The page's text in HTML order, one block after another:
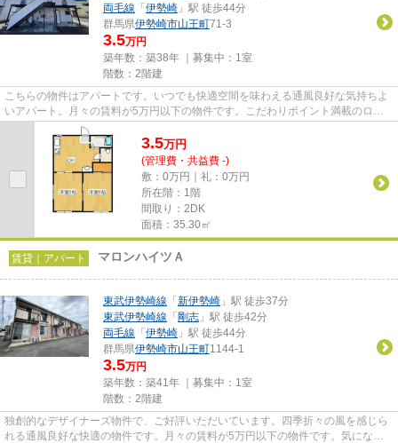
両毛線 「 伊勢崎 」駅 徒歩44分
群馬県伊勢崎市山王町71-3
3.5万円
築年数：築38年 ｜募集中： 1室
階数：2階建
こちらの物件はアパートです。いつでも快適空間を味わえる通風良好な気持ちよ
いアパート。月々の賃料が5万円以下の物件です。こだわりポイント満載のロー
ズマリーシャトレーB。できる...
3.5万円
(管理費・共益費 -)
敷：0万円｜礼：0万円
所在階：1階
間取り：2DK
面積：35.30㎡
賃貸｜アパート マロンハイツＡ
東武伊勢崎線 「 新伊勢崎 」駅 徒歩37分
東武伊勢崎線 「 剛志 」駅 徒歩42分
両毛線 「 伊勢崎 」駅 徒歩44分
群馬県伊勢崎市山王町1144-1
3.5万円
築年数：築41年 ｜募集中： 1室
階数：2階建
独創的なデザイナーズ物件で、ご好評いただいています。四季折々の風を感じら
れる通風良好な快適の物件です。月々の賃料が5万円以下の物件です。気になる